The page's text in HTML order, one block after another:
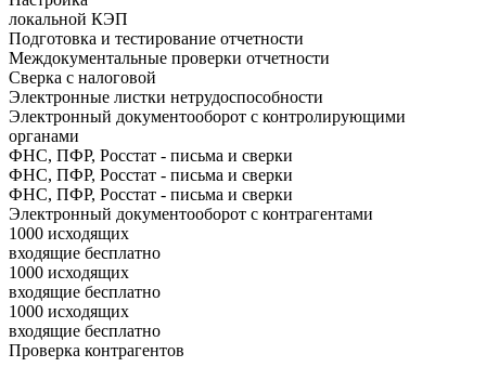
локальной КЭП
Подготовка и тестирование отчетности
Междокументальные проверки отчетности
Сверка с налоговой
Электронные листки нетрудоспособности
Электронный документооборот с контролирующими
органами
ФНС, ПФР, Росстат - письма и сверки
ФНС, ПФР, Росстат - письма и сверки
ФНС, ПФР, Росстат - письма и сверки
Электронный документооборот с контрагентами
1000 исходящих
входящие бесплатно
1000 исходящих
входящие бесплатно
1000 исходящих
входящие бесплатно
Проверка контрагентов